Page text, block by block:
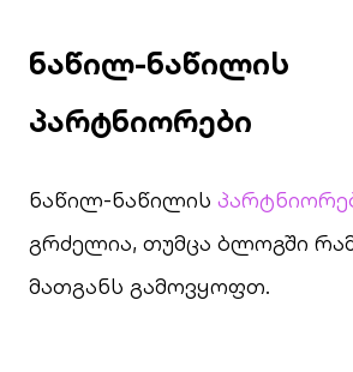
ნაწილ-ნაწილის
პარტნიორები
ნაწილ-ნაწილის
გრძელია, თუმცა ბლოგში
მათგანს გამოვყოფთ.